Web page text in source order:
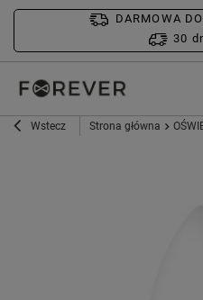
DARMOWA
30
Wstecz Strona główna